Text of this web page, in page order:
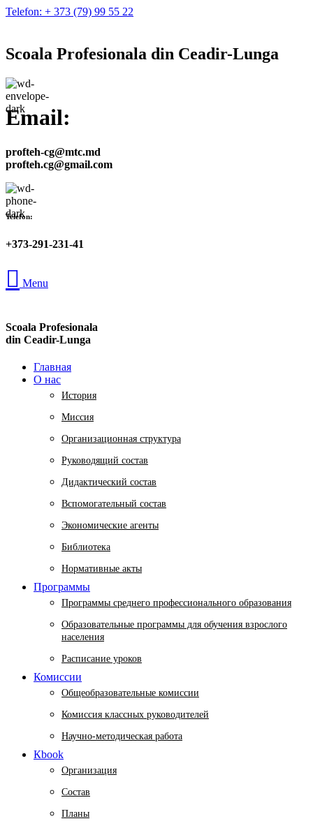
Telefon: + 373 (79) 99 55 22
Scoala Profesionala din Ceadir-Lunga
Email:
profteh-cg@mtc.md
profteh.cg@gmail.com
Telefon:
+373-291-231-41
Menu
Scoala Profesionala
din Ceadir-Lunga
Главная
О нас
История
Миссия
Организационная структура
Руководящий состав
Дидактический состав
Вспомогательный состав
Экономические агенты
Библиотека
Нормативные акты
Программы
Программы среднего профессионального образования
Образовательные программы для обучения взрослого
населения
Расписание уроков
Комиссии
Общеобразовательные комиссии
Комиссия классных руководителей
Научно-методическая работа
Кbook
Организация
Состав
Планы